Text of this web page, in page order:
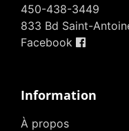
450-438-3449
833 Bd Saint-
Facebook
Information
À propos